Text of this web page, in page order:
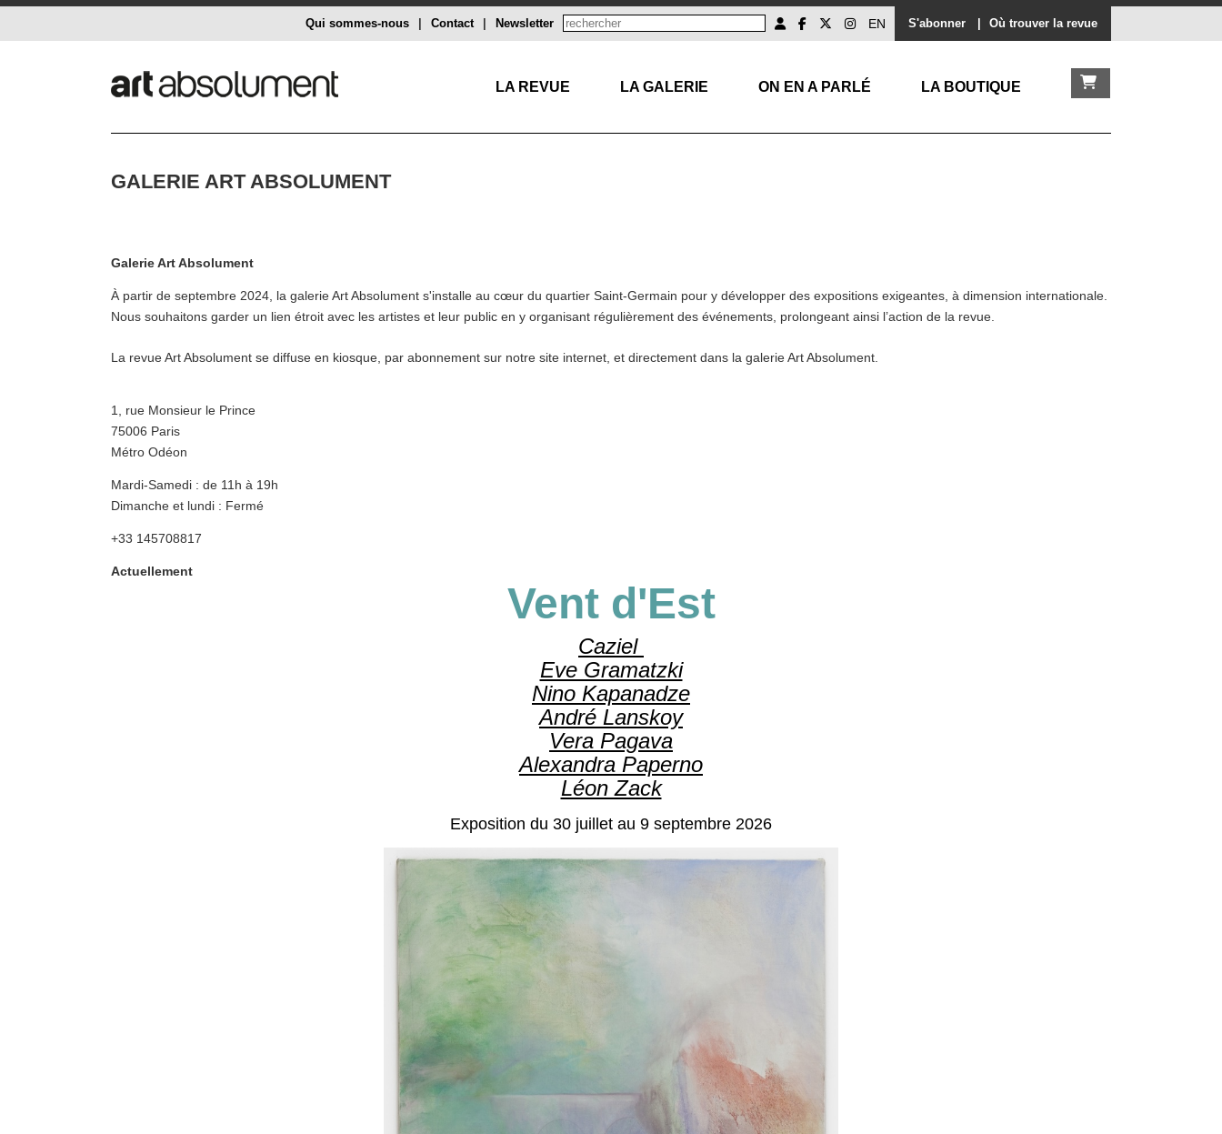
S'abonner Où trouver la revue
EN
Newsletter
Contact
Qui sommes-nous
LA REVUE LA GALERIE ON EN A PARLÉ LA BOUTIQUE
GALERIE ART ABSOLUMENT
Galerie Art Absolument
À partir de septembre 2024, la galerie Art Absolument s'installe au cœur du quartier Saint-Germain pour y développer des expositions exigeantes, à dimension internationale.
Nous souhaitons garder un lien étroit avec les artistes et leur public en y organisant régulièrement des événements, prolongeant ainsi l’action de la revue.
La revue Art Absolument se diffuse en kiosque, par abonnement sur notre site internet, et directement dans la galerie Art Absolument.
1, rue Monsieur le Prince
75006 Paris
Métro Odéon
Mardi-Samedi : de 11h à 19h
Dimanche et lundi : Fermé
+33 145708817
Actuellement
Vent d'Est
Caziel
Eve Gramatzki
Nino Kapanadze
André Lanskoy
Vera Pagava
Alexandra Paperno
Léon Zack
Exposition du 30 juillet au 9 septembre 2026